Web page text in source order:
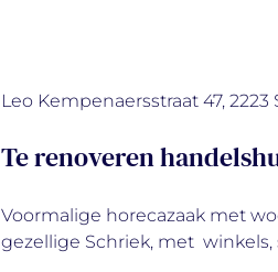
Leo Kempenaersstraat 47, 2223
Te renoveren
Voormalige horecazaak met
gezellige Schriek, met